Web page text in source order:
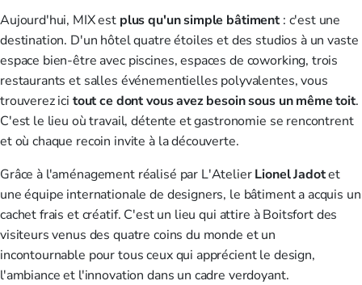
Aujourd'hui, MIXest plus qu'un simple bâtiment: c'est une
destination. D'un hôtel quatre étoiles et des studios à un vaste
espace bien-être avec piscines, espaces de coworking, trois
restaurants et salles événementielles polyvalentes, vous
trouverez ici tout ce dont vousavez besoin sous un même toit.
C'est le lieu où travail, détente et gastronomie se rencontrent
et où chaque recoin invite à la découverte.
Grâce à l'aménagement réalisé par L'Atelier LionelJadotet
une équipe internationale de designers, le bâtiment a acquis un
cachet frais et créatif. C'est un lieu qui attire à Boitsfort des
visiteurs venus des quatre coins du monde et un
incontournable pour tous ceux qui apprécient le design,
l'ambiance et l'innovation dans un cadre verdoyant.